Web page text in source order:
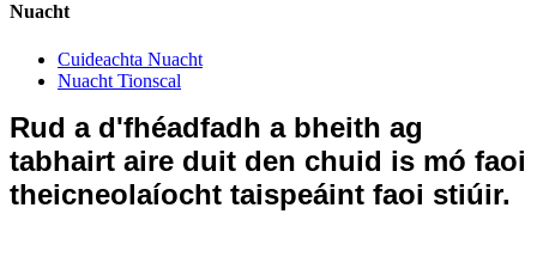
Nuacht
Cuideachta Nuacht
Nuacht Tionscal
Rud a d'fhéadfadh a bheith ag
tabhairt aire duit den chuid is mó faoi
theicneolaíocht taispeáint faoi stiúir.